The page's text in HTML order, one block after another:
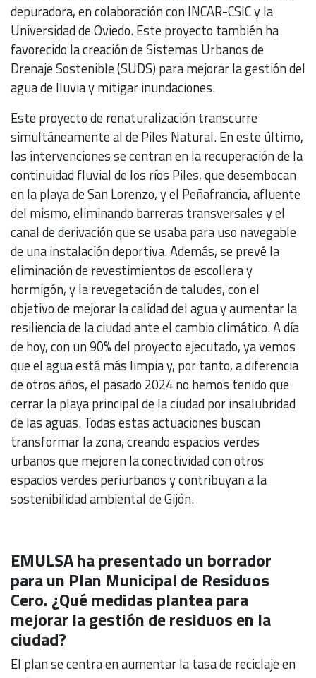
depuradora, en colaboración con INCAR-CSIC y la
Universidad de Oviedo. Este proyecto también ha
favorecido la creación de Sistemas Urbanos de
Drenaje Sostenible (SUDS) para mejorar la gestión del
agua de lluvia y mitigar inundaciones.
Este proyecto de renaturalización transcurre
simultáneamente al de Piles Natural. En este último,
las intervenciones se centran en la recuperación de la
continuidad fluvial de los ríos Piles, que desembocan
en la playa de San Lorenzo, y el Peñafrancia, afluente
del mismo, eliminando barreras transversales y el
canal de derivación que se usaba para uso navegable
de una instalación deportiva. Además, se prevé la
eliminación de revestimientos de escollera y
hormigón, y la revegetación de taludes, con el
objetivo de mejorar la calidad del agua y aumentar la
resiliencia de la ciudad ante el cambio climático. A día
de hoy, con un 90% del proyecto ejecutado, ya vemos
que el agua está más limpia y, por tanto, a diferencia
de otros años, el pasado 2024 no hemos tenido que
cerrar la playa principal de la ciudad por insalubridad
de las aguas. Todas estas actuaciones buscan
transformar la zona, creando espacios verdes
urbanos que mejoren la conectividad con otros
espacios verdes periurbanos y contribuyan a la
sostenibilidad ambiental de Gijón.
EMULSA ha presentado un borrador
para un Plan Municipal de Residuos
Cero. ¿Qué medidas plantea para
mejorar la gestión de residuos en la
ciudad?
El plan se centra en aumentar la tasa de reciclaje en